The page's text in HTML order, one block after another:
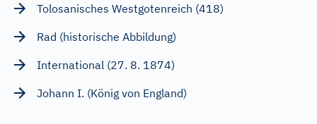
Tolosanisches Westgotenreich (418)
Rad (historische Abbildung)
International (27. 8. 1874)
Johann I. (König von England)